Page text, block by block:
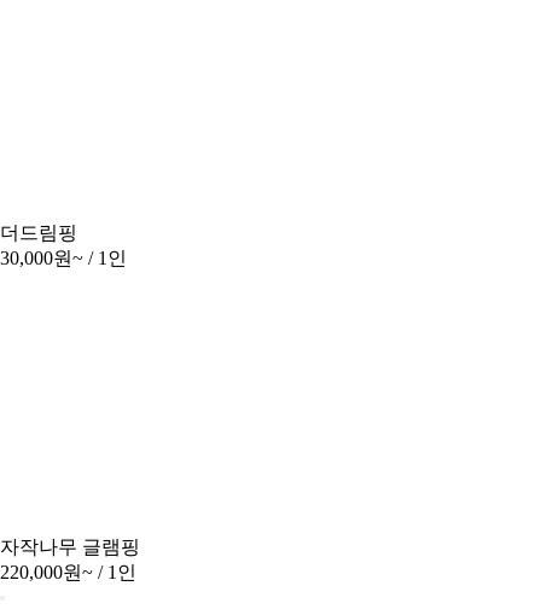
더드림핑
30,000원~ / 1인
자작나무 글램핑
220,000원~ / 1인